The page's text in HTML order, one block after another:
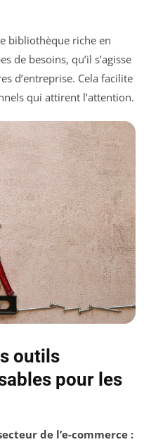
bibliothèque riche en
de besoins, qu’il s’agisse
d’entreprise. Cela facilite
qui attirent l’attention.
outils
pour les
de l’e-commerce :